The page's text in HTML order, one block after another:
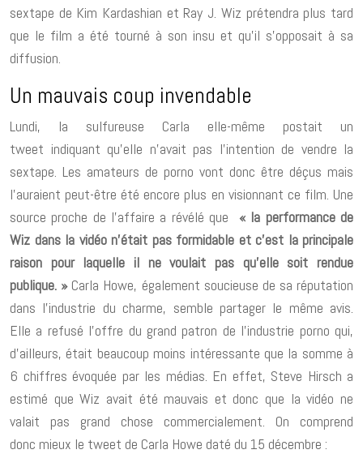
sextape de Kim Kardashian et Ray J. Wiz prétendra plus tard
que le film a été tourné à son insu et qu’il s’opposait à sa
diffusion.
Un mauvais coup invendable
Lundi, la sulfureuse Carla elle-même postait un
tweet indiquant qu’elle n’avait pas l’intention de vendre la
sextape. Les amateurs de porno vont donc être déçus mais
l’auraient peut-être été encore plus en visionnant ce film. Une
source proche de l’affaire a révélé que « la performance de
Wiz dans la vidéo n’était pas formidable et c’est la principale
raison pour laquelle il ne voulait pas qu’elle soit rendue
publique. » Carla Howe, également soucieuse de sa réputation
dans l’industrie du charme, semble partager le même avis.
Elle a refusé l’offre du grand patron de l’industrie porno qui,
d’ailleurs, était beaucoup moins intéressante que la somme à
6 chiffres évoquée par les médias. En effet, Steve Hirsch a
estimé que Wiz avait été mauvais et donc que la vidéo ne
valait pas grand chose commercialement. On comprend
donc mieux le tweet de Carla Howe daté du 15 décembre :